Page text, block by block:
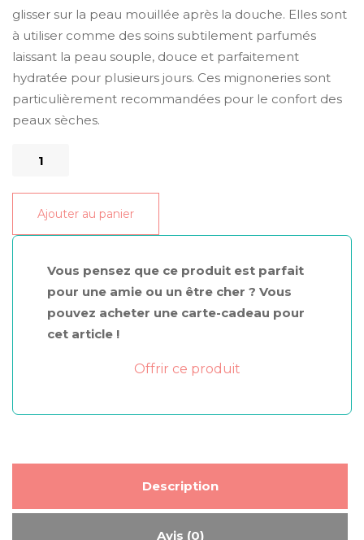
glisser sur la peau mouillée après la douche. Elles sont
à utiliser comme des soins subtilement parfumés
laissant la peau souple, douce et parfaitement
hydratée pour plusieurs jours. Ces mignoneries sont
particulièrement recommandées pour le confort des
peaux sèches.
quantité
Mini
cupcake
«
enchantée
Ajouter au panier
Vous pensez que ce produit est parfait
pour une amie ou un être cher ? Vous
pouvez acheter une carte-cadeau pour
cet article !
Offrir ce produit
Description
Avis (0)